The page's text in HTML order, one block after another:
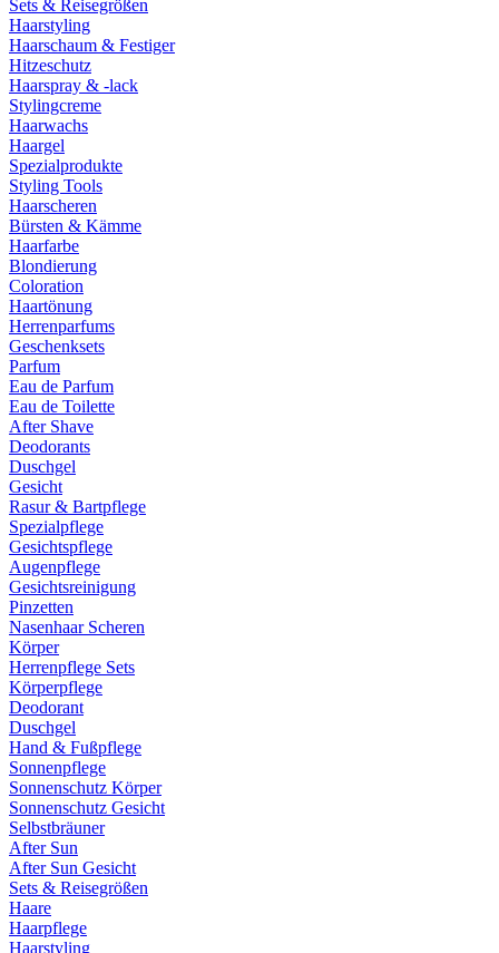
Sets & Reisegrößen
Haarstyling
Haarschaum & Festiger
Hitzeschutz
Haarspray & -lack
Stylingcreme
Haarwachs
Haargel
Spezialprodukte
Styling Tools
Haarscheren
Bürsten & Kämme
Haarfarbe
Blondierung
Coloration
Haartönung
Herrenparfums
Geschenksets
Parfum
Eau de Parfum
Eau de Toilette
After Shave
Deodorants
Duschgel
Gesicht
Rasur & Bartpflege
Spezialpflege
Gesichtspflege
Augenpflege
Gesichtsreinigung
Pinzetten
Nasenhaar Scheren
Körper
Herrenpflege Sets
Körperpflege
Deodorant
Duschgel
Hand & Fußpflege
Sonnenpflege
Sonnenschutz Körper
Sonnenschutz Gesicht
Selbstbräuner
After Sun
After Sun Gesicht
Sets & Reisegrößen
Haare
Haarpflege
Haarstyling